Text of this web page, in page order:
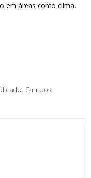
em áreas como clima,
Campos